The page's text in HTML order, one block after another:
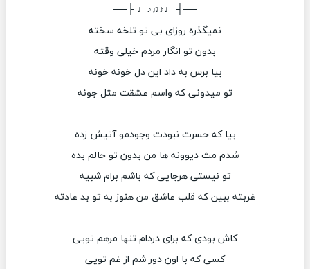
──┤ ♩♪♫♪♩ ├──
نمیگذره روزای بی تو تلخه سخته
بدون تو انگار مردم خیلی وقته
بیا برس به داد این دل خونه خونه
تو میدونی که واسم عشقت مثل جونه
بیا که حسرت نبودت وجودمو آتیش زده
شدم مث دیوونه ها من بدون تو حالم بده
تو نیستی هرجایی که باشم برام شبیه
غربته ببین که قلب عاشق من هنوز به تو بد عادته
کاش بودی که برای دردام تنها مرهم تویی
کسی که با اون دور شم از غم تویی